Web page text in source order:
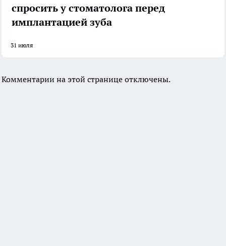
спросить у стоматолога перед
имплантацией зуба
31 июля
Комментарии на этой странице отключены.